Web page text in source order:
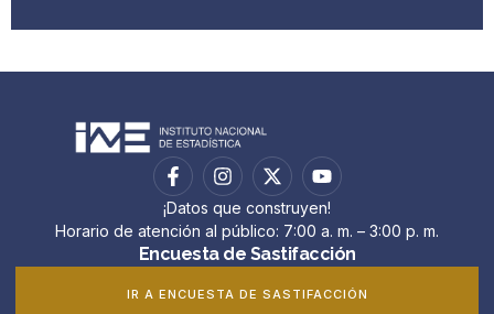
¡Datos que construyen!
Horario de atención al público: 7:00 a. m. – 3:00 p. m.
Encuesta de Sastifacción
IR A ENCUESTA DE SASTIFACCIÓN